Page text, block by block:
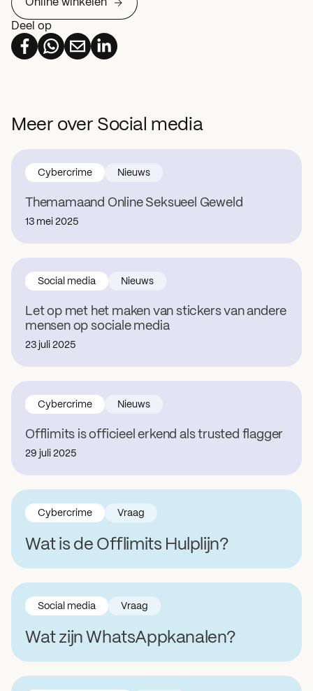
Online winkelen
Deel op
Meer over Social media
Themamaand Online Seksueel Geweld
Cybercrime Nieuws
13 mei 2025
Let op met het maken van stickers van andere
mensen op sociale media
Social media Nieuws
23 juli 2025
Offlimits is officieel erkend als trusted flagger
Cybercrime Nieuws
29 juli 2025
Wat is de Offlimits Hulplijn?
Cybercrime Vraag
Wat zijn WhatsAppkanalen?
Social media Vraag